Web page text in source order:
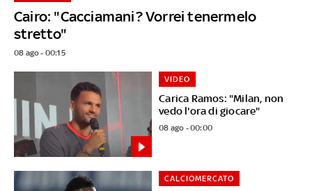
Cairo: "Cacciamani? Vorrei tenermelo
stretto"
08 ago - 00:15
Carica Ramos: "Milan, non
vedo l'ora di giocare"
VIDEO
08 ago - 00:00
CALCIOMERCATO